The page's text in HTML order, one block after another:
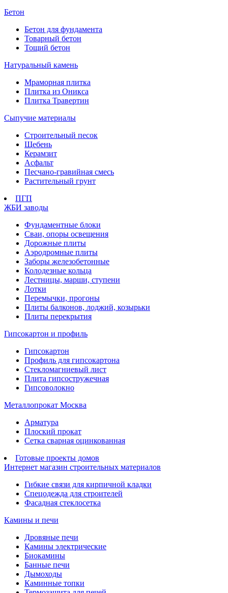
Бетон
Бетон для фундамента
Товарный бетон
Тощий бетон
Натуральный камень
Мраморная плитка
Плитка из Оникса
Плитка Травертин
Сыпучие материалы
Строительный песок
Щебень
Керамзит
Асфальт
Песчано-гравийная смесь
Растительный грунт
ПГП
ЖБИ заводы
Фундаментные блоки
Сваи, опоры освещения
Дорожные плиты
Аэродромные плиты
Заборы железобетонные
Колодезные кольца
Лестницы, марши, ступени
Лотки
Перемычки, прогоны
Плиты балконов, лоджий, козырьки
Плиты перекрытия
Гипсокартон и профиль
Гипсокартон
Профиль для гипсокартона
Стекломагниевый лист
Плита гипсостружечная
Гипсоволокно
Металлопрокат Москва
Арматура
Плоский прокат
Сетка сварная оцинкованная
Готовые проекты домов
Интернет магазин строительных материалов
Гибкие связи для кирпичной кладки
Спецодежда для строителей
Фасадная стеклосетка
Камины и печи
Дровяные печи
Камины электрические
Биокамины
Банные печи
Дымоходы
Каминные топки